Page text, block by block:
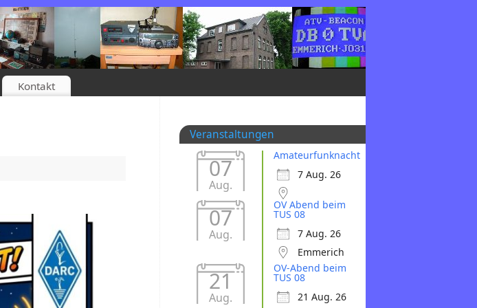
Kontakt
Veranstaltungen
07
Aug.
Amateurfunknacht
7 Aug. 26
07
Aug.
OV Abend beim
TUS 08
7 Aug. 26
Emmerich
21
Aug.
OV-Abend beim
TUS 08
21 Aug. 26